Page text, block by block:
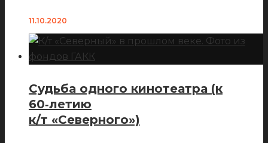
11.10.2020
Судьба одного кинотеатра (к
60‑летию
к/т «Северного»)